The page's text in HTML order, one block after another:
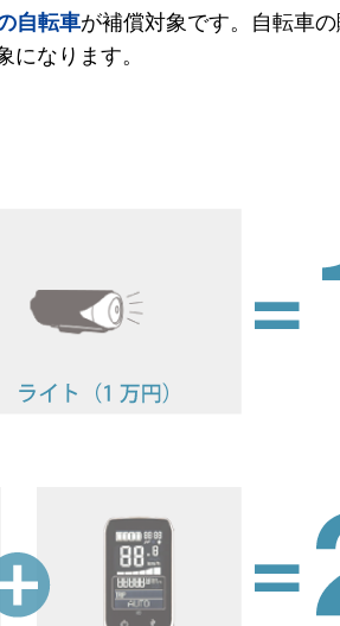
自転車が補償対象です。自転車
なります。